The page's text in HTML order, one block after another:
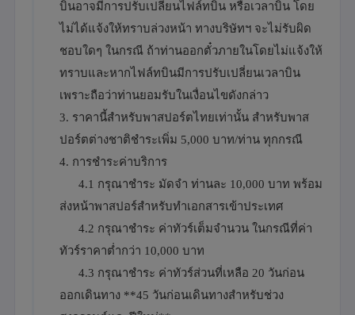
บินอาจมีการปรับเปลี่ยนไฟล์ทบิน หรือเวลาบิน โดย
ไม่ได้แจ้งให้ทราบล่วงหน้า ทางบริษัทฯ จะไม่รับผิด
ชอบใดๆ ในกรณี ถ้าท่านออกตั๋วภายในโดยไม่แจ้งให้
ทราบและหากไฟล์ทบินมีการปรับเปลี่ยนเวลาบิน
เพราะถือว่าท่านยอมรับในเงื่อนไขดังกล่าว
3. ราคานี้สำหรับพาสปอร์ตไทยเท่านั้น สำหรับพาส
ปอร์ตต่างชาติชำระเพิ่ม 5,000 บาท/ท่าน ทุกกรณี
4. การชำระค่าบริการ
4.1 กรุณาชำระ มัดจำ ท่านละ 10,000 บาท พร้อม
ส่งหน้าพาสปอร์สำหรับทำเอกสารเข้าประเทศ
4.2 กรุณาชำระ ค่าทัวร์เต็มจำนวน ในกรณีที่ค่า
ทัวร์ราคาต่ำกว่า 10,000 บาท
4.3 กรุณาชำระ ค่าทัวร์ส่วนที่เหลือ 20 วันก่อน
ออกเดินทาง **45 วันก่อนเดินทางสำหรับช่วง